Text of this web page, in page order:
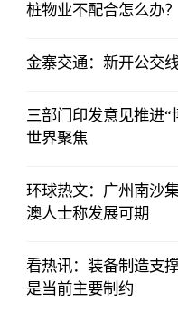
桩物业不配合怎么办？
三部门印发意见推进
世界聚焦
环球热文：广州南沙
澳人士称发展可期
看热讯：装备制造支
是当前主要制约